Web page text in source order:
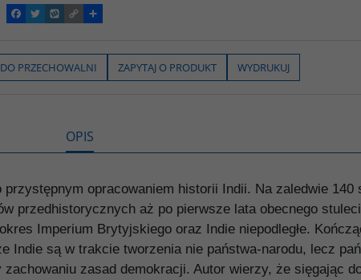
F
a
e
b
o
T
w
t
t
e
W
y
o
p
C
o
y
L
i
P
o
z
i
e
ę
PRZECHOWALNI ZAPYTAJ O PRODUKT WYDRUKUJ
OPIS
opracowaniem historii Indii. Na zaledwie 140
przedhistorycznych aż po pierwsze lata obecnego
Imperium Brytyjskiego oraz Indie niepodległe.
Indie są w trakcie tworzenia nie państwa-narodu, lecz
zasad demokracji. Autor wierzy, że sięgając